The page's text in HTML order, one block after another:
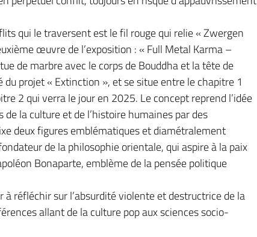
qui le traversent est le fil rouge qui relie « Zwergen
œuvre de l’exposition : « Full Metal Karma –
de marbre avec le corps de Bouddha et la tête de
projet « Extinction », et se situe entre le chapitre 1
2 qui verra le jour en 2025. Le concept reprend l’idée
la culture et de l’histoire humaines par des
deux figures emblématiques et diamétralement
de la philosophie orientale, qui aspire à la paix
Bonaparte, emblème de la pensée politique
réfléchir sur l’absurdité violente et destructrice de la
allant de la culture pop aux sciences socio-